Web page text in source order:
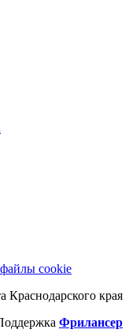
cookie
Краснодарского края
Фрилансер